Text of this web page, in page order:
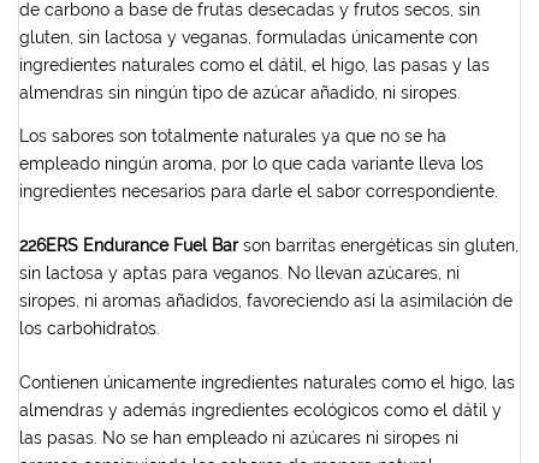
de carbono a base de frutas desecadas y frutos secos, sin
gluten, sin lactosa y veganas, formuladas únicamente con
ingredientes naturales como el dátil, el higo, las pasas y las
almendras sin ningún tipo de azúcar añadido, ni siropes.
Los sabores son totalmente naturales ya que no se ha
empleado ningún aroma, por lo que cada variante lleva los
ingredientes necesarios para darle el sabor correspondiente.
226ERS Endurance Fuel Barson barritas energéticas sin gluten,
sin lactosa y aptas para veganos. No llevan azúcares, ni
siropes, ni aromas añadidos, favoreciendo así la asimilación de
los carbohidratos.
Contienen únicamente ingredientes naturales como el higo, las
almendras y además ingredientes ecológicos como el dátil y
las pasas. No se han empleado ni azúcares ni siropes ni